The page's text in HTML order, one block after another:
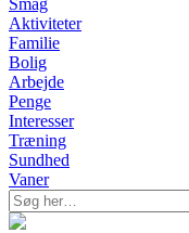
Smag
Aktiviteter
Familie
Bolig
Arbejde
Penge
Interesser
Træning
Sundhed
Vaner